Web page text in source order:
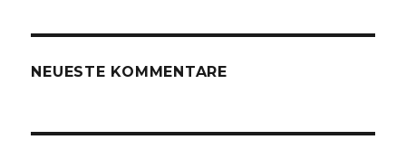
NEUESTE KOMMENTARE